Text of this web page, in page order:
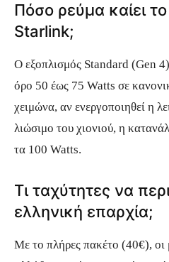
Πόσο ρεύμα καίει
Starlink;
Ο εξοπλισμός Standard (Gen
όρο 50 έως 75 Watts σε
χειμώνα, αν ενεργοποιηθεί η
λιώσιμο του χιονιού, η
τα 100 Watts.
Τι ταχύτητες να
ελληνική επαρχία;
Με το πλήρες πακέτο (40€), οι